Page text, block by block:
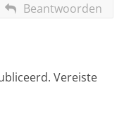
Beantwoorden
Vereiste